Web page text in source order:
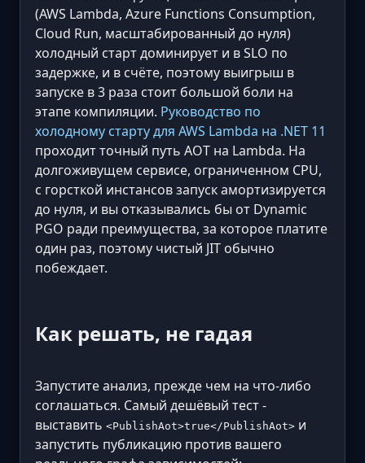
(AWS Lambda, Azure Functions Consumption,
Cloud Run, масштабированный до нуля)
холодный старт доминирует и в SLO по
задержке, и в счёте, поэтому выигрыш в
запуске в 3 раза стоит большой боли на
этапе компиляции. Руководство по
холодному старту для AWS Lambda на .NET 11
проходит точный путь AOT на Lambda. На
долгоживущем сервисе, ограниченном CPU,
с горсткой инстансов запуск амортизируется
до нуля, и вы отказывались бы от Dynamic
PGO ради преимущества, за которое платите
один раз, поэтому чистый JIT обычно
побеждает.
Как решать, не гадая
Запустите анализ, прежде чем на что-либо
соглашаться. Самый дешёвый тест -
выставить <PublishAot>true</PublishAot> и
запустить публикацию против вашего